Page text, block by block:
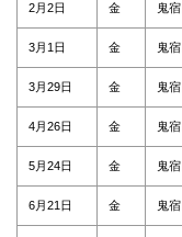
2月2日 金 鬼宿
3月1日 金 鬼
3月29日 金 鬼
4月26日 金 鬼
5月24日 金 鬼宿
6月21日 金 鬼